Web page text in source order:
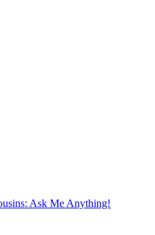
Ask Me Anything!